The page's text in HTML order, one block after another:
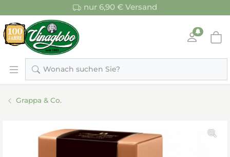
nur 6,90 € Versand
Wonach suchen Sie?
Grappa & Co.